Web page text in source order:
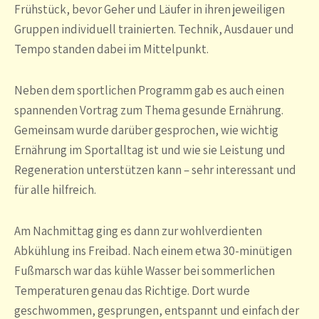
Frühstück, bevor Geher und Läufer in ihren jeweiligen
Gruppen individuell trainierten. Technik, Ausdauer und
Tempo standen dabei im Mittelpunkt.
Neben dem sportlichen Programm gab es auch einen
spannenden Vortrag zum Thema gesunde Ernährung.
Gemeinsam wurde darüber gesprochen, wie wichtig
Ernährung im Sportalltag ist und wie sie Leistung und
Regeneration unterstützen kann – sehr interessant und
für alle hilfreich.
Am Nachmittag ging es dann zur wohlverdienten
Abkühlung ins Freibad. Nach einem etwa 30-minütigen
Fußmarsch war das kühle Wasser bei sommerlichen
Temperaturen genau das Richtige. Dort wurde
geschwommen, gesprungen, entspannt und einfach der